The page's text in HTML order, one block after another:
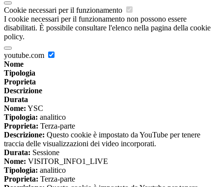
Cookie necessari per il funzionamento
I cookie necessari per il funzionamento non possono essere
disabilitati. È possibile consultare l'elenco nella pagina della cookie
policy.
youtube.com
Nome
Tipologia
Proprieta
Descrizione
Durata
Nome: YSC
Tipologia: analitico
Proprieta: Terza-parte
Descrizione: Questo cookie è impostato da YouTube per tenere
traccia delle visualizzazioni dei video incorporati.
Durata: Sessione
Nome: VISITOR_INFO1_LIVE
Tipologia: analitico
Proprieta: Terza-parte